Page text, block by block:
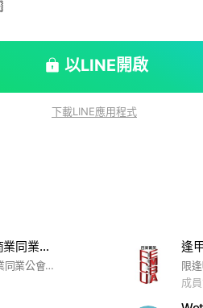
以LINE開啟
下載LINE應用程式
KAID 高雄市室內設計裝修商業同業公會 設計師 廠商交流群
#KAID #高雄市室內設計裝修商業同業公會 #設計師廠商會員交流社群
逢
成